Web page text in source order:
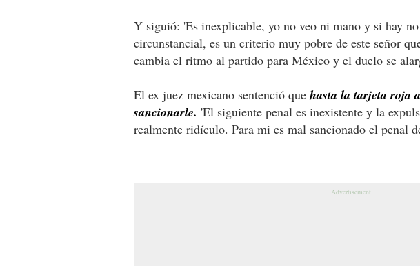
Y siguió: 'Es inexplicable, yo no veo ni mano y si hay no
circunstancial, es un criterio muy pobre de este señor
cambia el ritmo al partido para México y el duelo se
El ex juez mexicano sentenció que hasta la tarjeta roja
sancionarle. 'El siguiente penal es inexistente y la
realmente ridículo. Para mi es mal sancionado el penal